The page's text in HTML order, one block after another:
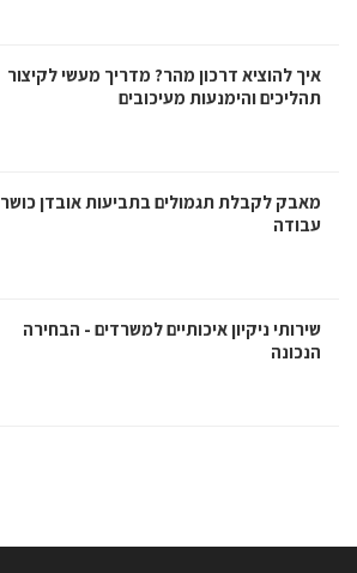
איך להוציא דרכון מהר? מדריך מעשי לקיצור
תהליכים והימנעות מעיכובים
מאבק לקבלת תגמולים בתביעות אובדן כושר
עבודה
שירותי ניקיון איכותיים למשרדים - הבחירה
הנכונה